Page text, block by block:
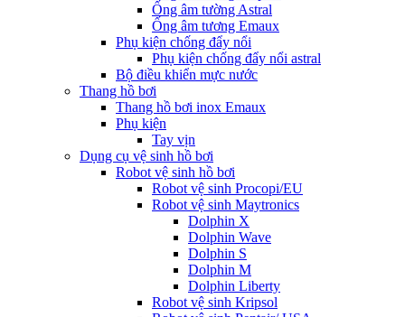
Ống âm tường Astral
Ống âm tương Emaux
Phụ kiện chống đẩy nổi
Phụ kiện chống đẩy nổi astral
Bộ điều khiển mực nước
Thang hồ bơi
Thang hồ bơi inox Emaux
Phụ kiện
Tay vịn
Dụng cụ vệ sinh hồ bơi
Robot vệ sinh hồ bơi
Robot vệ sinh Procopi/EU
Robot vệ sinh Maytronics
Dolphin X
Dolphin Wave
Dolphin S
Dolphin M
Dolphin Liberty
Robot vệ sinh Kripsol